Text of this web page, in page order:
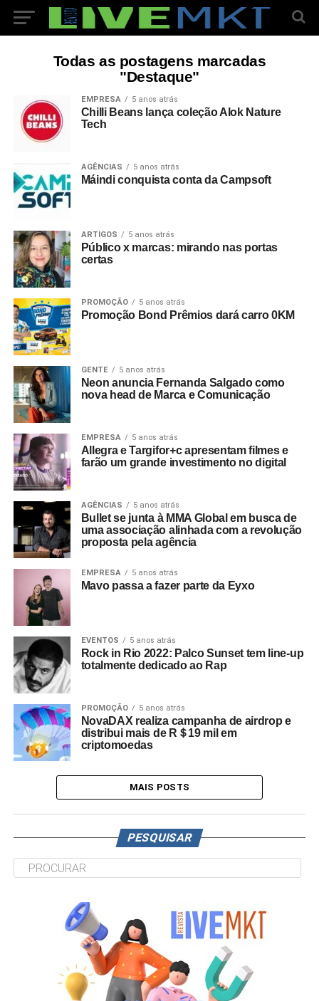
Todas as postagens marcadas
"Destaque"
EMPRESA 5 anos atrás
Chilli Beans lança coleção Alok Nature
Tech
AGÊNCIAS 5 anos atrás
Máindi conquista conta da Campsoft
ARTIGOS 5 anos atrás
Público x marcas: mirando nas portas
certas
PROMOÇÃO 5 anos atrás
Promoção Bond Prêmios dará carro 0KM
GENTE 5 anos atrás
Neon anuncia Fernanda Salgado como
nova head de Marca e Comunicação
EMPRESA 5 anos atrás
Allegra e Targifor+c apresentam filmes e
farão um grande investimento no digital
AGÊNCIAS 5 anos atrás
Bullet se junta à MMA Global em busca de
uma associação alinhada com a revolução
proposta pela agência
EMPRESA 5 anos atrás
Mavo passa a fazer parte da Eyxo
EVENTOS 5 anos atrás
Rock in Rio 2022: Palco Sunset tem line-up
totalmente dedicado ao Rap
PROMOÇÃO 5 anos atrás
NovaDAX realiza campanha de airdrop e
distribui mais de R＄19 mil em
criptomoedas
MAIS POSTS
PESQUISAR